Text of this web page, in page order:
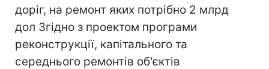
доріг, на ремонт яких потрібно 2 млрд
дол Згідно з проектом програми
реконструкції, капітального та
середнього ремонтів об'єктів